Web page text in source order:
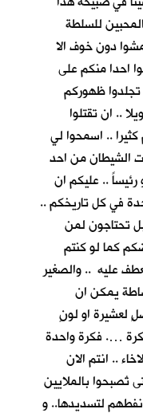
للسلطة
دون خوف الا
احدا منكم على
ظهوركم
.. ان تقتلوا
.. اسمحوا لي
الشيطان من احد
رئيساً .. عليكم ان
في كل تاريخكم ..
تحتاجون لمن
كما لو كنتم
عليه .. والصغير
يمكن ان
لعشيرة او لونٍ
…. فكرة واحدة
.. انتم الان
تُصبحوا بالملايين
لتسديدها.. و